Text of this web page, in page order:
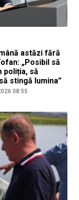
astăzi fără
„Posibil să
poliția, să
stingă lumina”
08:55